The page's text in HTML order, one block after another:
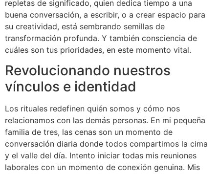
repletas de significado, quien dedica tiempo a una
buena conversación, a escribir, o a crear espacio para
su creatividad, está sembrando semillas de
transformación profunda. Y también consciencia de
cuáles son tus prioridades, en este momento vital.
Revolucionando nuestros
vínculos e identidad
Los rituales redefinen quién somos y cómo nos
relacionamos con las demás personas. En mi pequeña
familia de tres, las cenas son un momento de
conversación diaria donde todos compartimos la cima
y el valle del día. Intento iniciar todas mis reuniones
laborales con un momento de conexión genuina. Mis